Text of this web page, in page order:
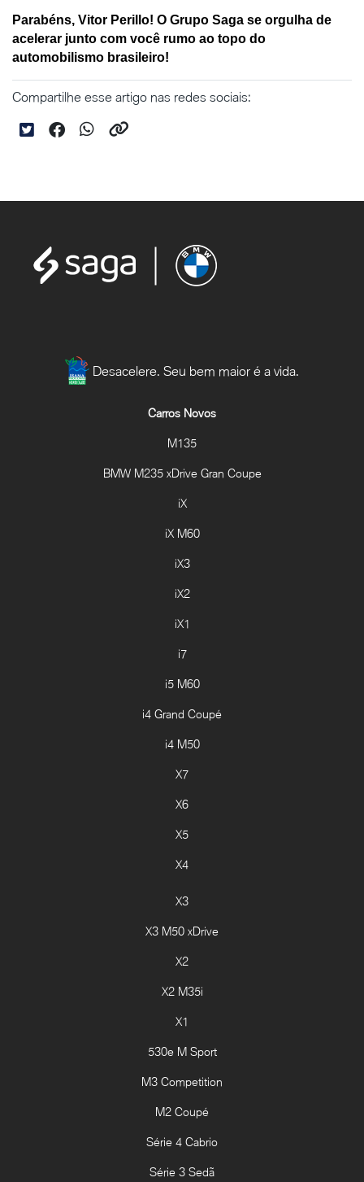
Parabéns, Vitor Perillo! O Grupo Saga se orgulha de
acelerar junto com você rumo ao topo do
automobilismo brasileiro!
Compartilhe esse artigo nas redes sociais:
Desacelere. Seu bem maior é a vida.
Carros Novos
M135
BMW M235 xDrive Gran Coupe
iX
iX M60
iX3
iX2
iX1
i7
i5 M60
i4 Grand Coupé
i4 M50
X7
X6
X5
X4
X3
X3 M50 xDrive
X2
X2 M35i
X1
530e M Sport
M3 Competition
M2 Coupé
Série 4 Cabrio
Série 3 Sedã